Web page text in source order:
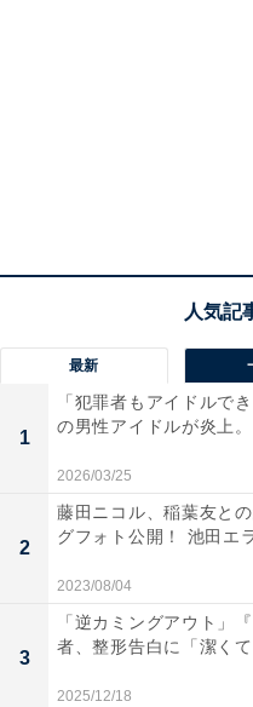
最新
1
「犯罪者もアイドルで
の男性アイドルが炎上
2026/03/25
2
藤田ニコル、稲葉友と
グフォト公開！ 池田エ
2023/08/04
3
「逆カミングアウト」
者、整形告白に「潔く
2025/12/18